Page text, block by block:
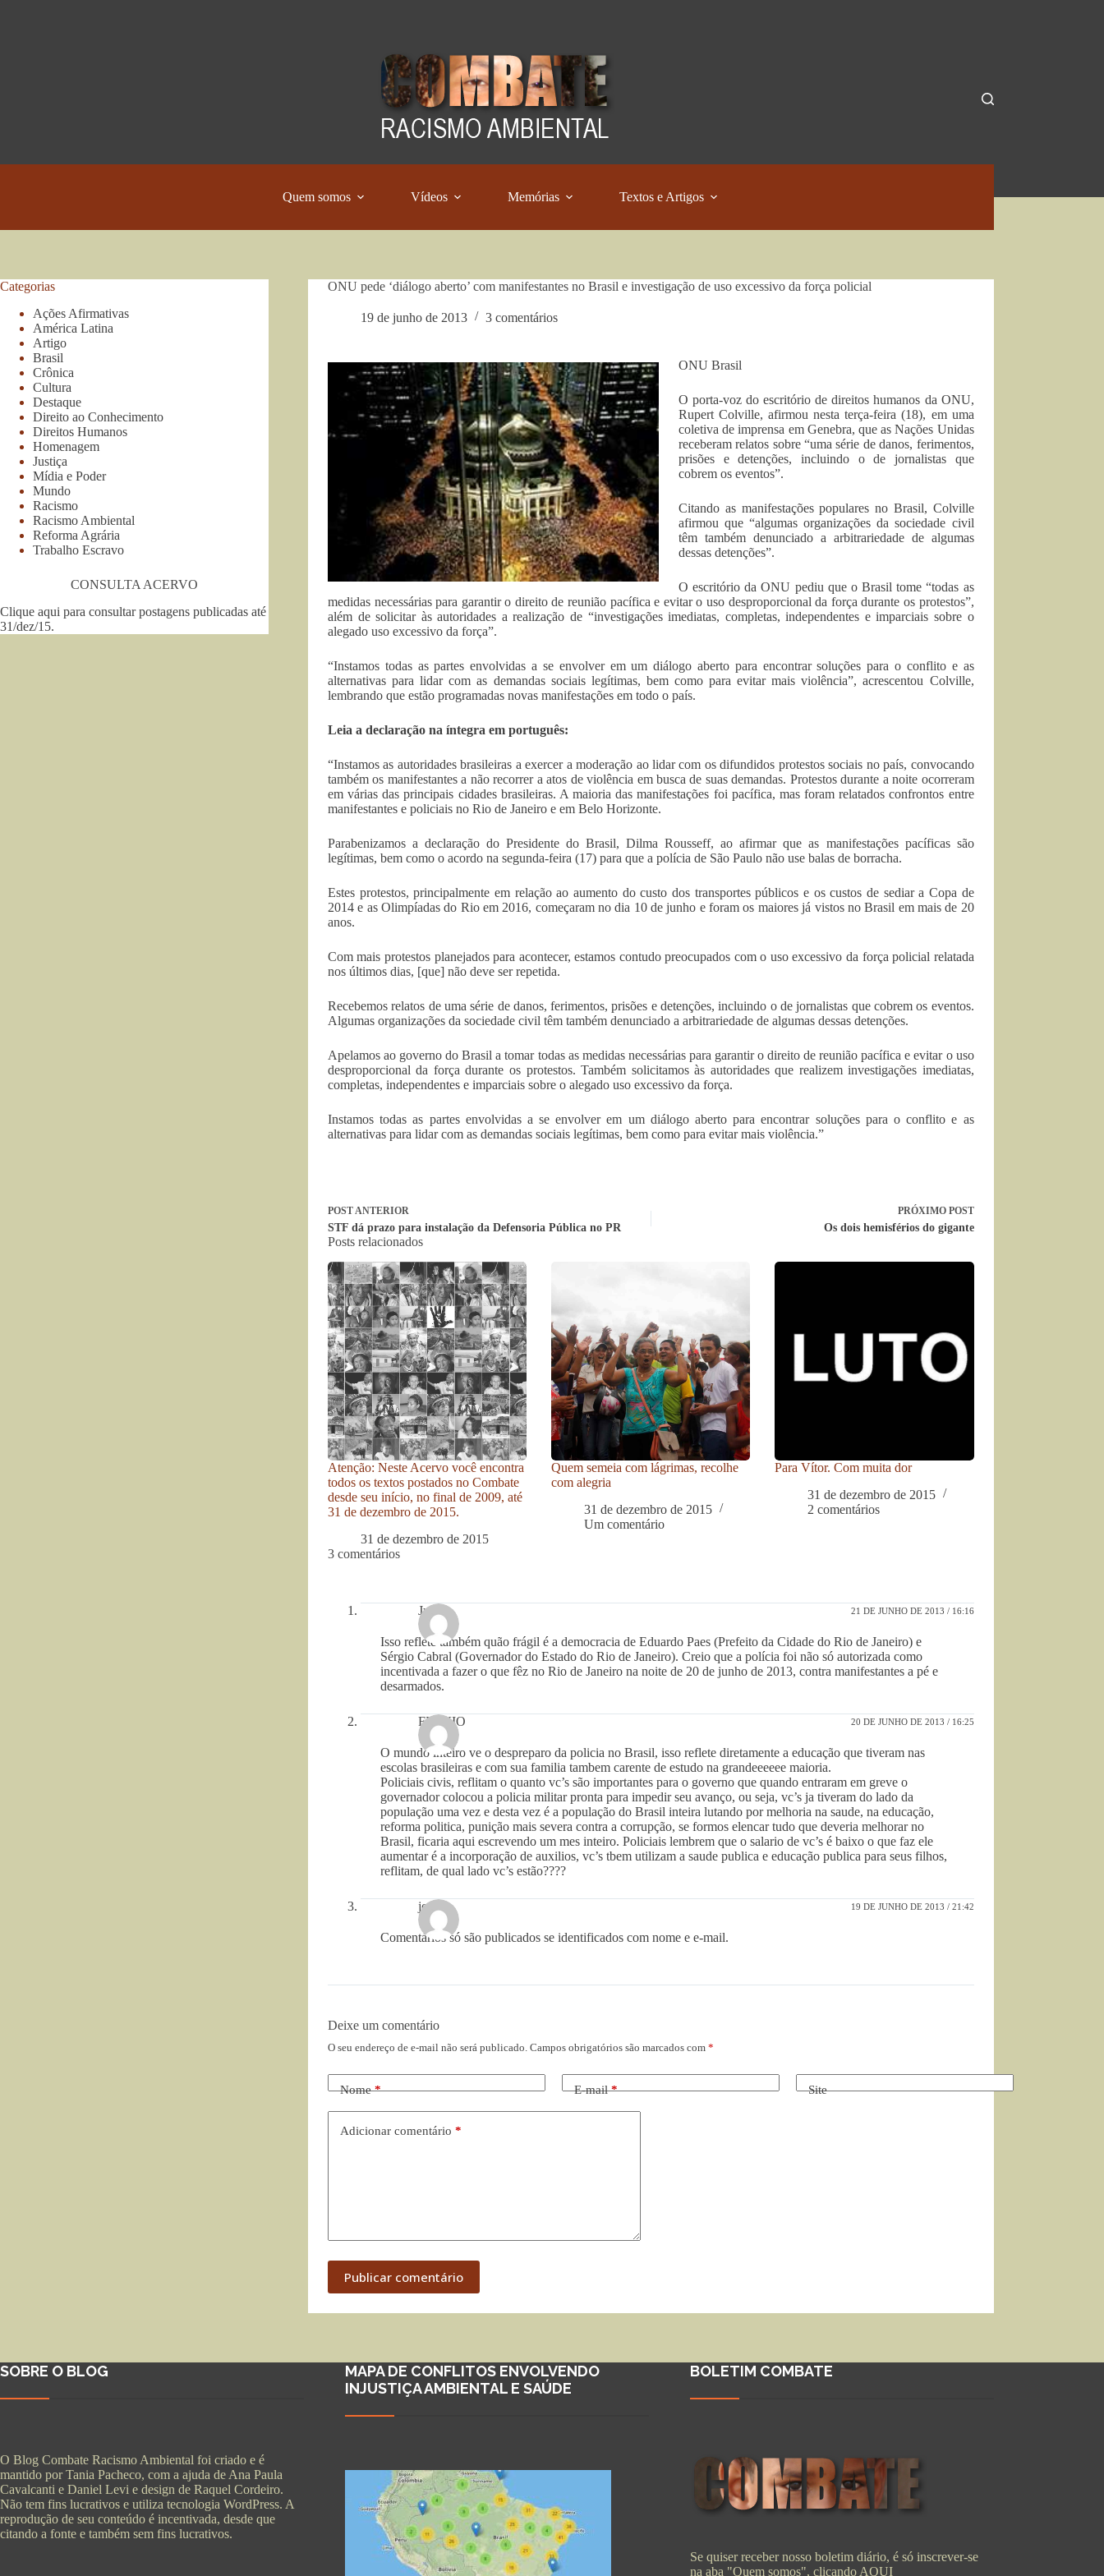
Quem somos Vídeos Memórias Textos e Artigos
ONU pede ‘diálogo aberto’ com manifestantes no Brasil e investigação de uso excessivo da força policial
19 de junho de 2013 3 comentários
ONU Brasil
O porta-voz do escritório de direitos humanos da ONU,
Rupert Colville, afirmou nesta terça-feira (18), em uma
coletiva de imprensa em Genebra, que as Nações Unidas
receberam relatos sobre “uma série de danos, ferimentos,
prisões e detenções, incluindo o de jornalistas que
cobrem os eventos”.
Citando as manifestações populares no Brasil, Colville
afirmou que “algumas organizações da sociedade civil
têm também denunciado a arbitrariedade de algumas
dessas detenções”.
O escritório da ONU pediu que o Brasil tome “todas as
medidas necessárias para garantir o direito de reunião pacífica e evitar o uso desproporcional da força durante os protestos”,
além de solicitar às autoridades a realização de “investigações imediatas, completas, independentes e imparciais sobre o
alegado uso excessivo da força”.
“Instamos todas as partes envolvidas a se envolver em um diálogo aberto para encontrar soluções para o conflito e as
alternativas para lidar com as demandas sociais legítimas, bem como para evitar mais violência”, acrescentou Colville,
lembrando que estão programadas novas manifestações em todo o país.
Leia a declaração na íntegra em português:
“Instamos as autoridades brasileiras a exercer a moderação ao lidar com os difundidos protestos sociais no país, convocando
também os manifestantes a não recorrer a atos de violência em busca de suas demandas. Protestos durante a noite ocorreram
em várias das principais cidades brasileiras. A maioria das manifestações foi pacífica, mas foram relatados confrontos entre
manifestantes e policiais no Rio de Janeiro e em Belo Horizonte.
Parabenizamos a declaração do Presidente do Brasil, Dilma Rousseff, ao afirmar que as manifestações pacíficas são
legítimas, bem como o acordo na segunda-feira (17) para que a polícia de São Paulo não use balas de borracha.
Estes protestos, principalmente em relação ao aumento do custo dos transportes públicos e os custos de sediar a Copa de
2014 e as Olimpíadas do Rio em 2016, começaram no dia 10 de junho e foram os maiores já vistos no Brasil em mais de 20
anos.
Com mais protestos planejados para acontecer, estamos contudo preocupados com o uso excessivo da força policial relatada
nos últimos dias, [que] não deve ser repetida.
Recebemos relatos de uma série de danos, ferimentos, prisões e detenções, incluindo o de jornalistas que cobrem os eventos.
Algumas organizações da sociedade civil têm também denunciado a arbitrariedade de algumas dessas detenções.
Apelamos ao governo do Brasil a tomar todas as medidas necessárias para garantir o direito de reunião pacífica e evitar o uso
desproporcional da força durante os protestos. Também solicitamos às autoridades que realizem investigações imediatas,
completas, independentes e imparciais sobre o alegado uso excessivo da força.
Instamos todas as partes envolvidas a se envolver em um diálogo aberto para encontrar soluções para o conflito e as
alternativas para lidar com as demandas sociais legítimas, bem como para evitar mais violência.”
POSTANTERIOR
STF dá prazo para instalação da Defensoria Pública no PR
PRÓXIMO POST
Os dois hemisférios do gigante
Posts relacionados
Atenção: Neste Acervo você encontra
todos os textos postados no Combate
desde seu início, no final de 2009, até
31 de dezembro de 2015.
31 de dezembro de 2015
Quem semeia com lágrimas, recolhe
com alegria
31 de dezembro de 2015
Um comentário
Para Vítor. Com muita dor
31 de dezembro de 2015
2 comentários
3 comentários
Julia 21 DE JUNHO DE 2013 / 16:16
Isso reflete também quão frágil é a democracia de Eduardo Paes (Prefeito da Cidade do Rio de Janeiro) e
Sérgio Cabral (Governador do Estado do Rio de Janeiro). Creio que a polícia foi não só autorizada como
incentivada a fazer o que fêz no Rio de Janeiro na noite de 20 de junho de 2013, contra manifestantes a pé e
desarmados.
FLAVIO 20 DE JUNHO DE 2013 / 16:25
O mundo inteiro ve o despreparo da policia no Brasil, isso reflete diretamente a educação que tiveram nas
escolas brasileiras e com sua familia tambem carente de estudo na grandeeeeee maioria.
Policiais civis, reflitam o quanto vc’s são importantes para o governo que quando entraram em greve o
governador colocou a policia militar pronta para impedir seu avanço, ou seja, vc’s ja tiveram do lado da
população uma vez e desta vez é a população do Brasil inteira lutando por melhoria na saude, na educação,
reforma politica, punição mais severa contra a corrupção, se formos elencar tudo que deveria melhorar no
Brasil, ficaria aqui escrevendo um mes inteiro. Policiais lembrem que o salario de vc’s é baixo o que faz ele
aumentar é a incorporação de auxilios, vc’s tbem utilizam a saude publica e educação publica para seus filhos,
reflitam, de qual lado vc’s estão????
joao 19 DE JUNHO DE 2013 / 21:42
Comentários só são publicados se identificados com nome e e-mail.
Deixe um comentário
O seu endereço de e-mail não será publicado. Campos obrigatórios são marcados com *
Nome* E-mail* Site
Adicionar comentário *
Publicar comentário
Categorias
Ações Afirmativas
América Latina
Artigo
Brasil
Crônica
Cultura
Destaque
Direito ao Conhecimento
Direitos Humanos
Homenagem
Justiça
Mídia e Poder
Mundo
Racismo
Racismo Ambiental
Reforma Agrária
Trabalho Escravo
CONSULTA ACERVO
Clique aqui para consultar postagens publicadas até
31/dez/15.
SOBRE O BLOG
O Blog Combate Racismo Ambiental foi criado e é
mantido por Tania Pacheco, com a ajuda de Ana Paula
Cavalcanti e Daniel Levi e design de Raquel Cordeiro.
Não tem fins lucrativos e utiliza tecnologia WordPress. A
reprodução de seu conteúdo é incentivada, desde que
citando a fonte e também sem fins lucrativos.
MAPA DE CONFLITOS ENVOLVENDO
INJUSTIÇA AMBIENTAL E SAÚDE
BOLETIM COMBATE
Se quiser receber nosso boletim diário, é só inscrever-se
na aba "Quem somos", clicando AQUI